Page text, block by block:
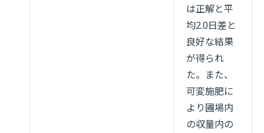
は正解と平
均2.0日差と
良好な結果
が得られ
た。また、
可変施肥に
より圃場内
の収量内の